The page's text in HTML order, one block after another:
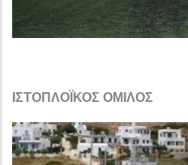
ΙΣΤΟΠΛΟΪΚΟΣ ΟΜΙΛΟΣ​